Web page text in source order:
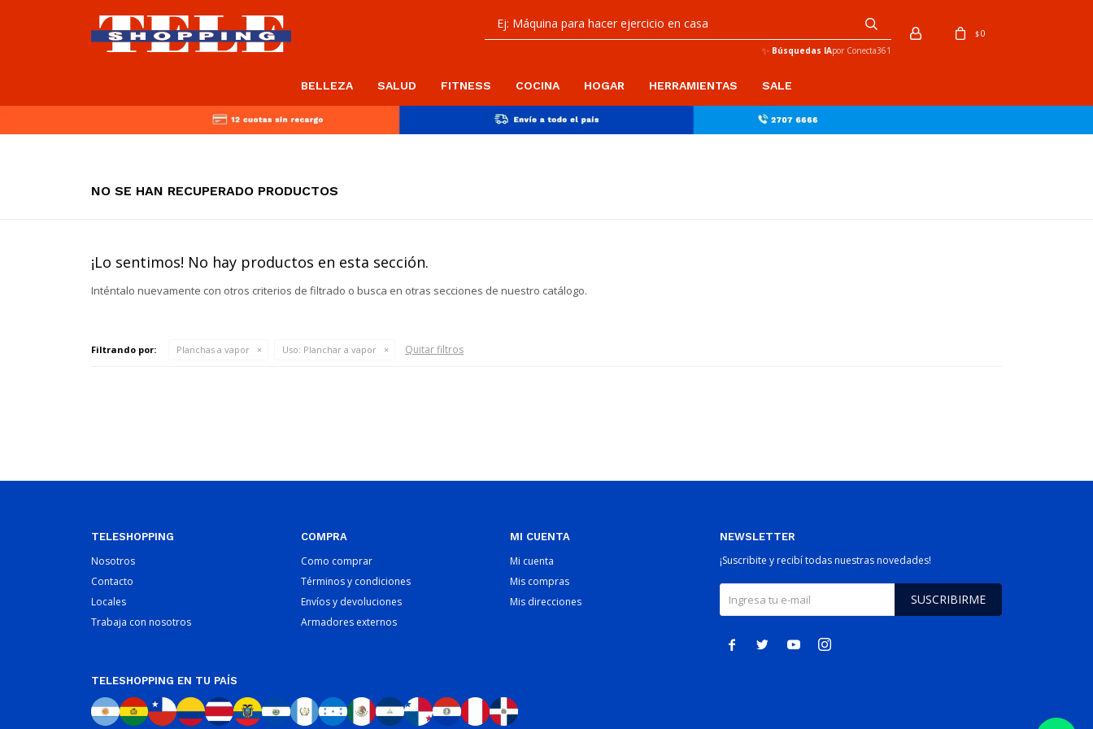
BELLEZA SALUD FITNESS COCINA HOGAR HERRAMIENTAS SALE
✨ Búsquedas IApor Conecta361
$0
NO SE HAN RECUPERADO PRODUCTOS
¡Lo sentimos! No hay productos en esta sección.
Inténtalo nuevamente con otros criterios de filtrado o busca en otras secciones de nuestro catálogo.
Filtrando por: Planchas a vapor Uso: Planchar a vapor Quitar filtros
TELESHOPPING
Nosotros
Contacto
Locales
Trabaja con nosotros
COMPRA
Como comprar
Términos y condiciones
Envíos y devoluciones
Armadores externos
MI CUENTA
Mi cuenta
Mis compras
Mis direcciones
NEWSLETTER
¡Suscribite y recibí todas nuestras novedades!
SUSCRIBIRME
   
TELESHOPPING EN TU PAÍS